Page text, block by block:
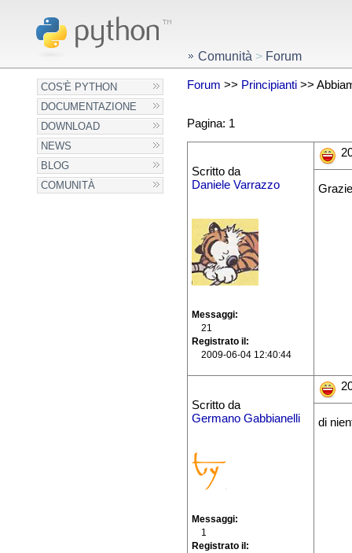
COS'È PYTHON
DOCUMENTAZIONE
DOWNLOAD
NEWS
BLOG
COMUNITÀ
Comunità > Forum
Forum >> Principianti>>
Pagina: 1
Scritto da
Daniele Varrazzo
Messaggi
21
Registrato il
2009-06-04 12:40:44
Scritto da
Germano Gabbianelli
Messaggi
1
Registrato il
di